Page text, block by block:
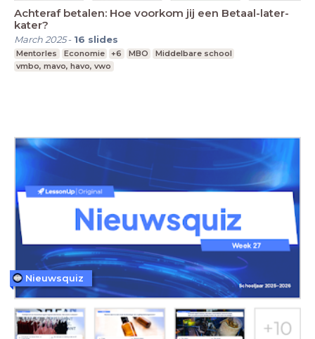
Achteraf betalen: Hoe voorkom jij een Betaal-later-
kater?
March 2025- 16 slides
Mentorles Economie +6 MBO
Middelbare school
vmbo, mavo, havo, vwo
Nieuwsquiz